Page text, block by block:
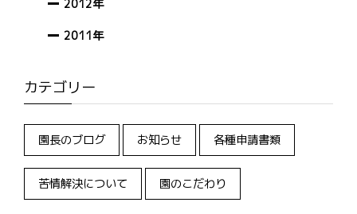
2012年
2011年
カテゴリー
園長のブログ お知らせ 各種申請書類
苦情解決について 園のこだわり